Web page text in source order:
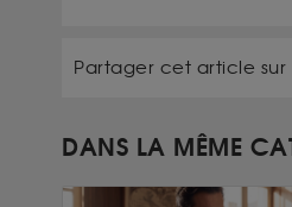
Partager cet article sur
DANS LA MÊME